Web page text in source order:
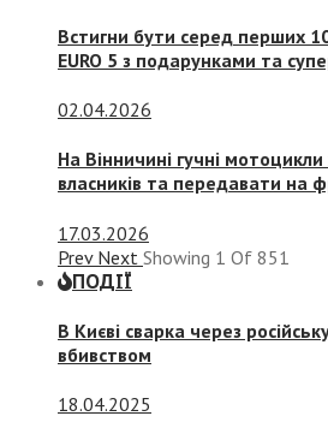
Встигни бути серед перших
EURO 5 з подарунками та
02.04.2026
На Вінничині гучні
власників та передавати на
17.03.2026
Prev Next Showing 1 Of 851
ПОДІЇ
В Києві сварка через
вбивством
18.04.2025